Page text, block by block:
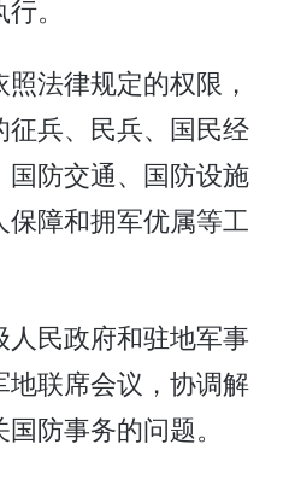
。
法律规定的权限，
兵、民兵、国民经
防交通、国防设施
障和拥军优属等工
民政府和驻地军事
联席会议，协调解
防事务的问题。